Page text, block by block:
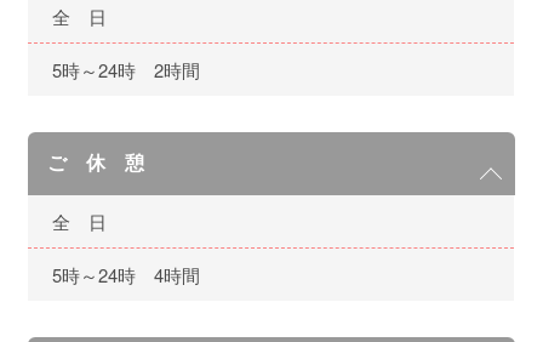
全 日
5時～24時 2時間
ご 休 憩
全 日
5時～24時 4時間